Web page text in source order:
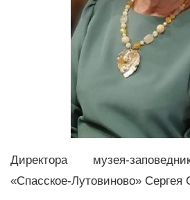
Директора музея-
«Спасское-Лутовиново» Сергея